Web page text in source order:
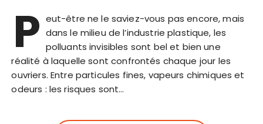
P eut-être ne le saviez-vous pas encore, mais
dans le milieu de l’industrie plastique, les
polluants invisibles sont bel et bien une
réalité à laquelle sont confrontés chaque jour les
ouvriers. Entre particules fines, vapeurs chimiques et
odeurs : les risques sont…